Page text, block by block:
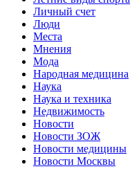
Личный счет
Люди
Места
Мнения
Мода
Народная медицина
Наука
Наука и техника
Недвижимость
Новости
Новости ЗОЖ
Новости медицины
Новости Москвы